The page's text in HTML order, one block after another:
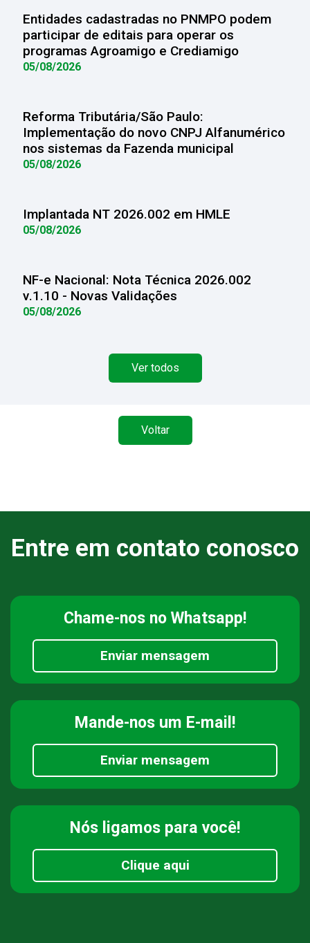
Entidades cadastradas no PNMPO podem
participar de editais para operar os
programas Agroamigo e Crediamigo
05/08/2026
Reforma Tributária/São Paulo:
Implementação do novo CNPJ Alfanumérico
nos sistemas da Fazenda municipal
05/08/2026
Implantada NT 2026.002 em HMLE
05/08/2026
NF-e Nacional: Nota Técnica 2026.002
v.1.10 - Novas Validações
05/08/2026
Ver todos
Voltar
Entre em contato conosco
Chame-nos no Whatsapp!
Enviar mensagem
Mande-nos um E-mail!
Enviar mensagem
Nós ligamos para você!
Clique aqui